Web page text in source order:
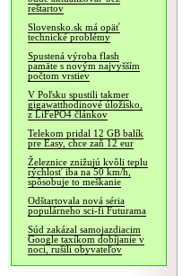
reštartov
Slovensko.sk má opäť
technické problémy
Spustená výroba flash
pamäte s novým najvyšším
počtom vrstiev
V Poľsku spustili takmer
gigawatthodinové úložisko,
z LiFePO4 článkov
Telekom pridal 12 GB balík
pre Easy, chce zaň 12 eur
Železnice znižujú kvôli teplu
rýchlosť iba na 50 km/h,
spôsobuje to meškanie
Odštartovala nová séria
populárneho sci-fi Futurama
Súd zakázal samojazdiacim
Google taxíkom dobíjanie v
noci, rušili obyvateľov